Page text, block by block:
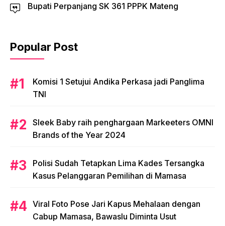
Bupati Perpanjang SK 361 PPPK Mateng
Popular Post
Komisi 1 Setujui Andika Perkasa jadi Panglima
TNI
Sleek Baby raih penghargaan Markeeters OMNI
Brands of the Year 2024
Polisi Sudah Tetapkan Lima Kades Tersangka
Kasus Pelanggaran Pemilihan di Mamasa
Viral Foto Pose Jari Kapus Mehalaan dengan
Cabup Mamasa, Bawaslu Diminta Usut